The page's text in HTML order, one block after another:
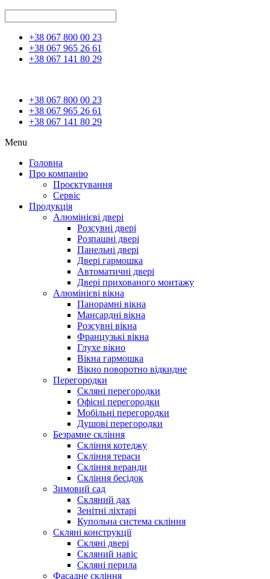
+38 067 800 00 23
+38 067 965 26 61
+38 067 141 80 29
+38 067 800 00 23
+38 067 965 26 61
+38 067 141 80 29
Menu
Головна
Про компанію
Проєктування
Сервіс
Продукція
Алюмінієві двері
Розсувні двері
Розпашні двері
Панельні двері
Двері гармошка
Автоматичні двері
Двері прихованого монтажу
Алюмінієві вікна
Панорамні вікна
Мансардні вікна
Розсувні вікна
Французькі вікна
Глухе вікно
Вікна гармошка
Вікно поворотно відкидне
Перегородки
Скляні перегородки
Офісні перегородки
Мобільні перегородки
Душові перегородки
Безрамне скління
Скління котеджу
Скління тераси
Скління веранди
Скління бесідок
Зимовий сад
Скляний дах
Зенітні ліхтарі
Купольна система скління
Скляні конструкції
Скляні двері
Скляний навіс
Cкляні перила
Фасадне скління